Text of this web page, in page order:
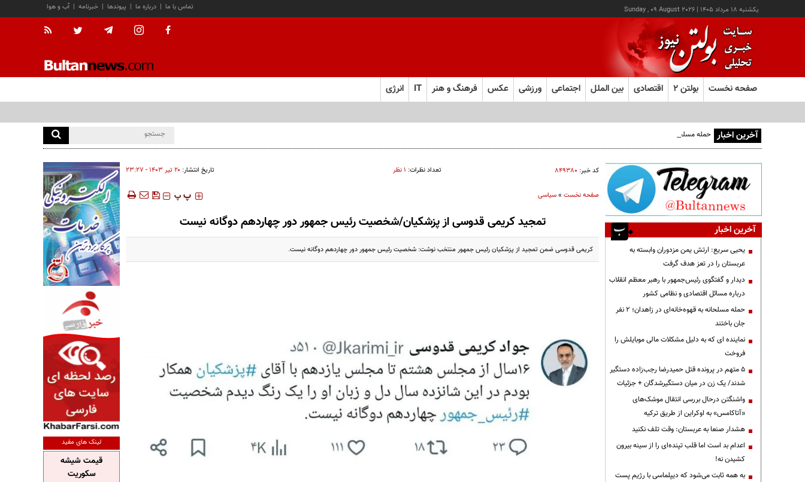
يکشنبه ۱۸ مرداد ۱۴۰۵ |
Sunday , 09 August 2026 آب و هوا | خبرنامه | پیوندها | درباره ما | تماس با ما
صفحه نخست بولتن ۲ اقتصادی بین الملل اجتماعی ورزشی عکس فرهنگ و هنر IT انرژی
آخرین اخبار حمله مسلحانه به قهوه‌خانه‌ای در زاهدان؛ ۲ نفر جان باختند
کد خبر: ۸۴۹۳۸۰ تعداد نظرات: ۱ نظر تاریخ انتشار: ۲۰ تير ۱۴۰۳ - ۲۳:۲۷
صفحه نخست»سیاسی ‍‍‍ پ پ
تمجید کریمی قدوسی از پزشکیان/شخصیت رئیس جمهور دور چهاردهم دوگانه نیست
کریمی قدوسی ضمن تمجید از پزشکیان رئیس جمهور منتخب نوشت: شخصیت رئیس جمهور دور چهاردهم دوگانه نیست.
آخرین اخبار
یحیی سریع: ارتش یمن مزدوران وابسته به
عربستان را در تعز هدف گرفت
دیدار و گفتگوی رئیس‌جمهور با رهبر معظم انقلاب
درباره مسائل اقتصادی و نظامی کشور
حمله مسلحانه به قهوه‌خانه‌ای در زاهدان؛ ۲ نفر
جان باختند
نماینده ای که به دلیل مشکلات مالی موبایلش را
فروخت
۵ متهم در پرونده قتل حمیدرضا رجب‌زاده دستگیر
شدند/ یک زن در میان دستگیرشدگان + جزئیات
واشنگتن درحال بررسی انتقال موشک‌های
«آتاکامس» به اوکراین از طریق ترکیه
هشدار صنعا به عربستان: وقت تلف نکنید
اعدام بد است اما قلب تپنده‌ای را از سینه بیرون
کشیدن نه!
به همه ثابت می‌شود که دیپلماسی با رژیم پست
لینک های مفید
قیمت شیشه
سکوریت